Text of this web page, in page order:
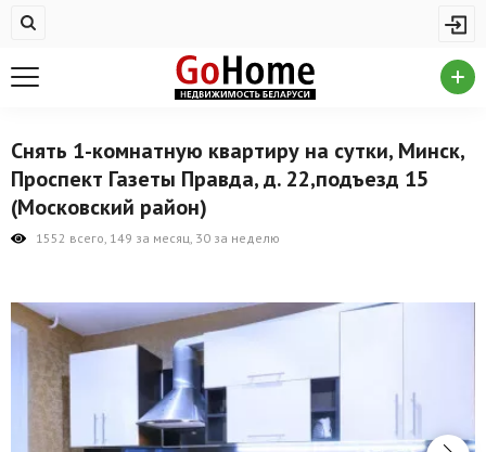
Купить квартиру
На сутки
Новостройки
Комерческая недвижимость
Продажа коммерческой недвижимости
Аренда коммерческой недвижимости
Другие разделы
Снять 1-комнатную квартиру на сутки, Минск,
Проспект Газеты Правда, д. 22,подъезд 15
(Московский район)
1552 всего, 149 за месяц, 30 за неделю